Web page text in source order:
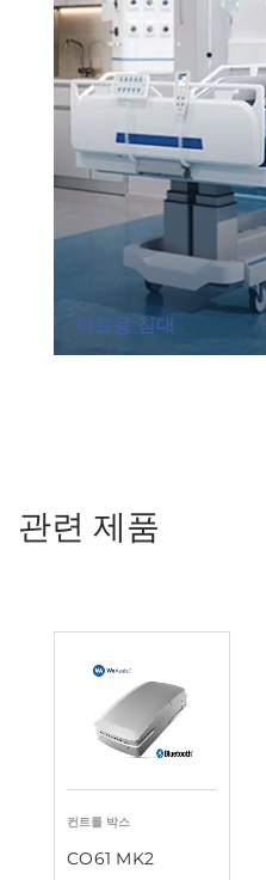
의료용 침대
관련 제품
컨트롤 박스
CO61 MK2